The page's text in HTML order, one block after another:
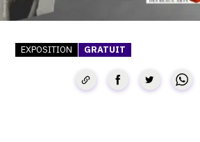
L'ÉQUIPE OAM
À PROPOS D'OAM
CONTACT
EXPOSITION GRATUIT